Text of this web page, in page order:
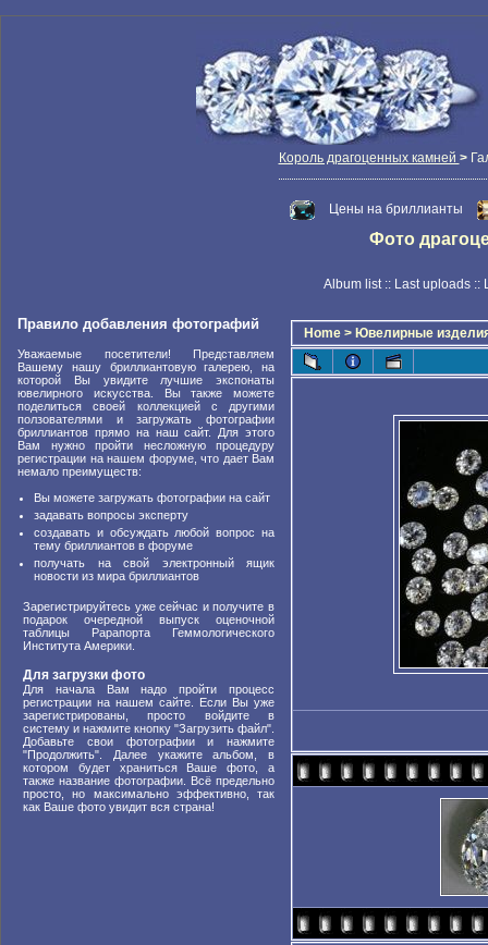
Король драгоценных камней >
Цены на бриллианты
Фото
Album list:: Last uploads ::
Правило добавления фотографий
Уважаемые посетители! Представляем
Вашему нашу бриллиантовую галерею, на
которой Вы увидите лучшие экспонаты
ювелирного искусства. Вы также можете
поделиться своей коллекцией с другими
ползователями и загружать фотографии
бриллиантов прямо на наш сайт. Для этого
Вам нужно пройти несложную процедуру
регистрации на нашем форуме, что дает Вам
немало преимуществ:
Вы можете загружать фотографии на сайт
задавать вопросы эксперту
создавать и обсуждать любой вопрос на
тему бриллиантов в форуме
получать на свой электронный ящик
новости из мира бриллиантов
Зарегистрируйтесь уже сейчас и получите в
подарок очередной выпуск оценочной
таблицы Рарапорта Геммологического
Института Америки.
Для загрузки фото
Для начала Вам надо пройти процесс
регистрации на нашем сайте. Если Вы уже
зарегистрированы, просто войдите в
систему и нажмите кнопку "Загрузить файл".
Добавьте свои фотографии и нажмите
"Продолжить". Далее укажите альбом, в
котором будет храниться Ваше фото, а
также название фотографии. Всё предельно
просто, но максимально эффективно, так
как Ваше фото увидит вся страна!
Home > Ювелирные